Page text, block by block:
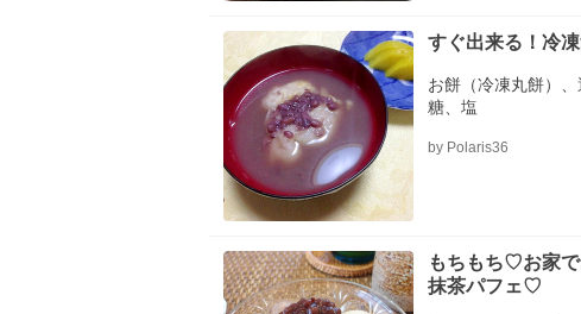
すぐ出来る！冷
お餅（冷凍丸餅）
糖、塩
by Polaris36
もちもち♡お家
抹茶パフェ♡